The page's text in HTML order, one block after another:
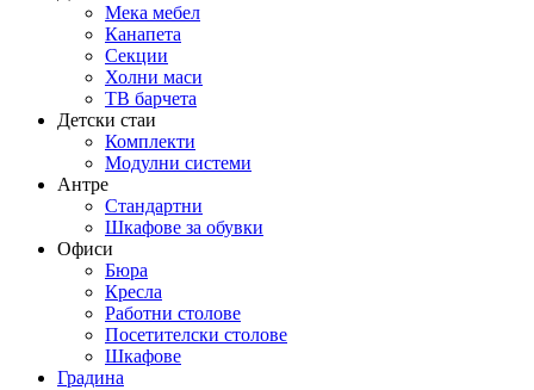
Мека мебел
Канапета
Секции
Холни маси
ТВ барчета
Детски стаи
Комплекти
Модулни системи
Антре
Стандартни
Шкафове за обувки
Офиси
Бюра
Кресла
Работни столове
Посетителски столове
Шкафове
Градина